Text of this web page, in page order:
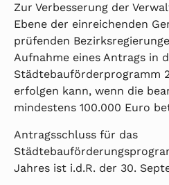
Zur Verbesserung der
Ebene der einreichenden
prüfenden
Aufnahme eines Antrags in
Städtebauförderprogramm
erfolgen kann, wenn die
mindestens 100.000 Euro
Antragsschluss für das
Jahres ist i.d.R. der 30.